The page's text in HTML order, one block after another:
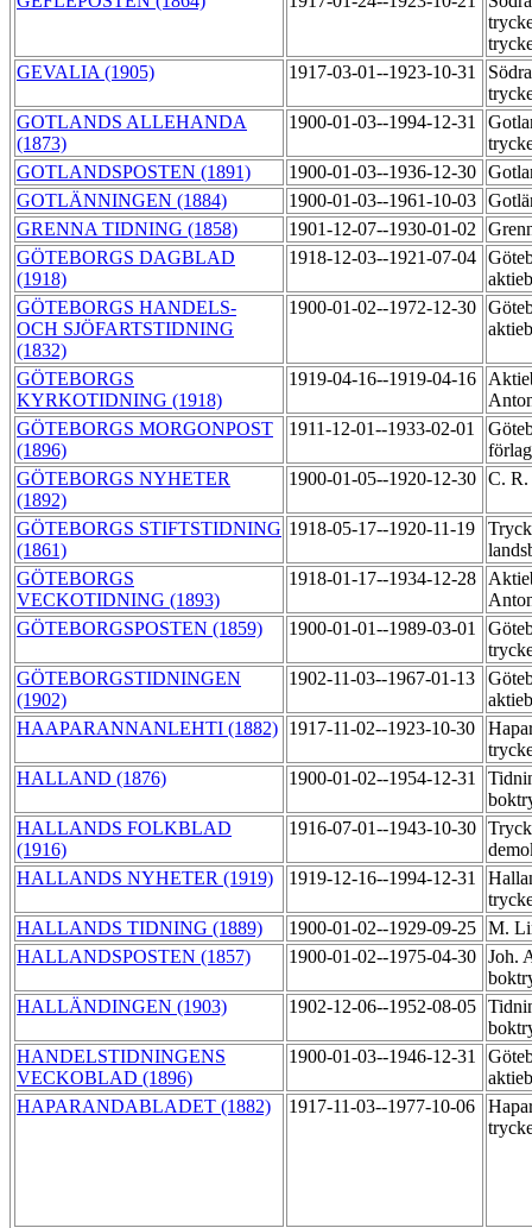
GEVALIA (1905)
1917-03-01--1923-10-31
GOTLANDS ALLEHANDA
(1873)
1900-01-03--1994-12-31
GOTLANDSPOSTEN (1891)
1900-01-03--1936-12-30
GOTLÄNNINGEN (1884)
1900-01-03--1961-10-03
GRENNA TIDNING (1858)
1901-12-07--1930-01-02
GÖTEBORGS DAGBLAD
(1918)
1918-12-03--1921-07-04
GÖTEBORGS HANDELS-
OCH SJÖFARTSTIDNING
(1832)
1900-01-02--1972-12-30
GÖTEBORGS
KYRKOTIDNING (1918)
1919-04-16--1919-04-16
GÖTEBORGS MORGONPOST
(1896)
1911-12-01--1933-02-01
GÖTEBORGS NYHETER
(1892)
1900-01-05--1920-12-30 C.
GÖTEBORGS STIFTSTIDNING
(1861)
1918-05-17--1920-11-19
GÖTEBORGS
VECKOTIDNING (1893)
1918-01-17--1934-12-28
GÖTEBORGSPOSTEN (1859)
1900-01-01--1989-03-01
GÖTEBORGSTIDNINGEN
(1902)
1902-11-03--1967-01-13
HAAPARANNANLEHTI (1882) 1917-11-02--1923-10-30
HALLAND (1876)
1900-01-02--1954-12-31
HALLANDS FOLKBLAD
(1916)
1916-07-01--1943-10-30
HALLANDS NYHETER (1919)
1919-12-16--1994-12-31
HALLANDS TIDNING (1889)
1900-01-02--1929-09-25 M.
HALLANDSPOSTEN (1857)
1900-01-02--1975-04-30 Joh.
HALLÄNDINGEN (1903)
1902-12-06--1952-08-05
HANDELSTIDNINGENS
VECKOBLAD (1896)
1900-01-03--1946-12-31
HAPARANDABLADET (1882)
1917-11-03--1977-10-06